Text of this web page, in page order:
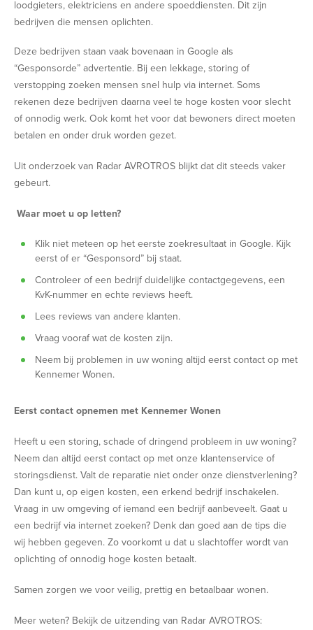
loodgieters, elektriciens en andere spoeddiensten. Dit zijn
bedrijven die mensen oplichten.
Deze bedrijven staan vaak bovenaan in Google als
“Gesponsorde” advertentie. Bij een lekkage, storing of
verstopping zoeken mensen snel hulp via internet. Soms
rekenen deze bedrijven daarna veel te hoge kosten voor slecht
of onnodig werk. Ook komt het voor dat bewoners direct moeten
betalen en onder druk worden gezet.
Uit onderzoek van Radar AVROTROS blijkt dat dit steeds vaker
gebeurt.
Waar moet u op letten?
Klik niet meteen op het eerste zoekresultaat in Google. Kijk
eerst of er “Gesponsord” bij staat.
Controleer of een bedrijf duidelijke contactgegevens, een
KvK-nummer en echte reviews heeft.
Lees reviews van andere klanten.
Vraag vooraf wat de kosten zijn.
Neem bij problemen in uw woning altijd eerst contact op met
Kennemer Wonen.
Eerst contact opnemen met Kennemer Wonen
Heeft u een storing, schade of dringend probleem in uw woning?
Neem dan altijd eerst contact op met onze klantenservice of
storingsdienst. Valt de reparatie niet onder onze dienstverlening?
Dan kunt u, op eigen kosten, een erkend bedrijf inschakelen.
Vraag in uw omgeving of iemand een bedrijf aanbeveelt. Gaat u
een bedrijf via internet zoeken? Denk dan goed aan de tips die
wij hebben gegeven. Zo voorkomt u dat u slachtoffer wordt van
oplichting of onnodig hoge kosten betaalt.
Samen zorgen we voor veilig, prettig en betaalbaar wonen.
Meer weten? Bekijk de uitzending van Radar AVROTROS: